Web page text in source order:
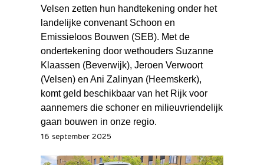
Velsen zetten hun handtekening onder het
landelijke convenant Schoon en
Emissieloos Bouwen (SEB). Met de
ondertekening door wethouders Suzanne
Klaassen (Beverwijk), Jeroen Verwoort
(Velsen) en Ani Zalinyan (Heemskerk),
komt geld beschikbaar van het Rijk voor
aannemers die schoner en milieuvriendelijk
gaan bouwen in onze regio.
16 september 2025